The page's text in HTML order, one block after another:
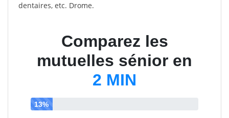
dentaires, etc. Drome.